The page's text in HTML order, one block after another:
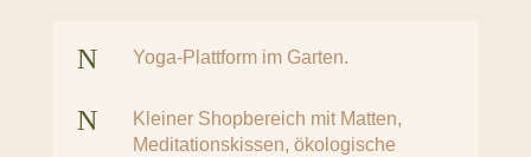
N Yoga-Plattform im Garten.
N
Kleiner Shopbereich mit Matten,
Meditationskissen, ökologische